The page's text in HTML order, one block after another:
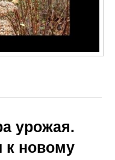
урожая.
к новому